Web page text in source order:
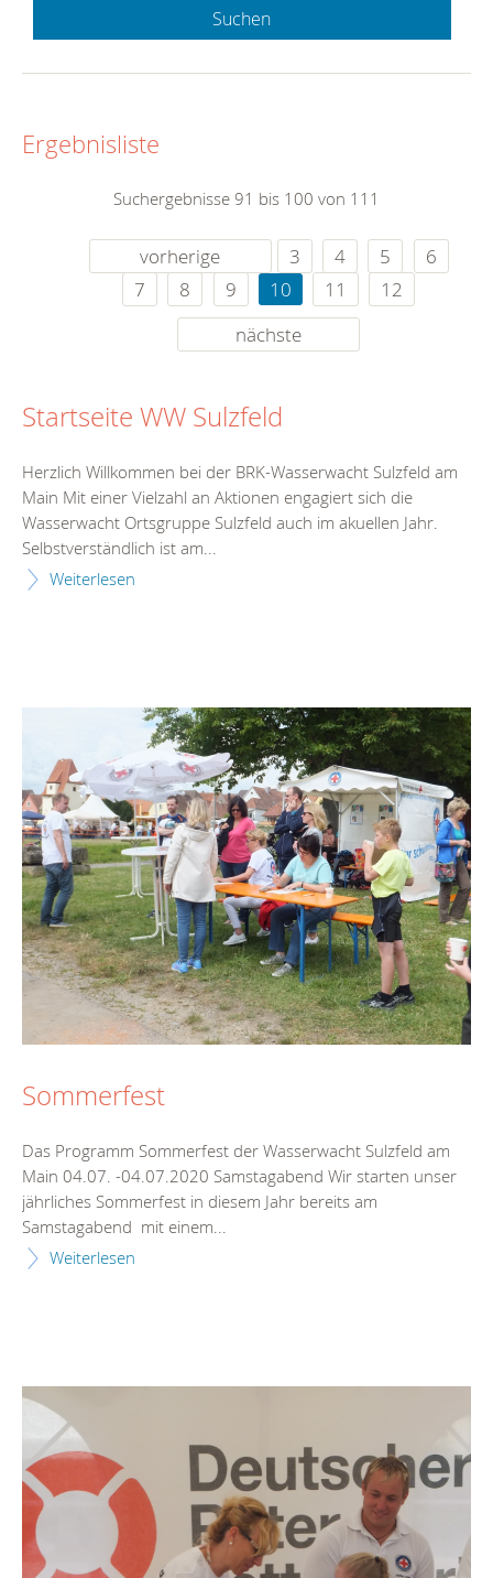
Suchen
Ergebnisliste
Suchergebnisse 91 bis 100 von 111
vorherige 3 4 5
6
7
8 9 10 11
12
nächste
Startseite WW Sulzfeld
Herzlich Willkommen bei der BRK-Wasserwacht Sulzfeld am
Main Mit einer Vielzahl an Aktionen engagiert sich die
Wasserwacht Ortsgruppe Sulzfeld auch im akuellen Jahr.
Selbstverständlich ist am...
Weiterlesen
Sommerfest
Das Programm Sommerfest der Wasserwacht Sulzfeld am
Main 04.07. -04.07.2020 Samstagabend Wir starten unser
jährliches Sommerfest in diesem Jahr bereits am
Samstagabend mit einem...
Weiterlesen